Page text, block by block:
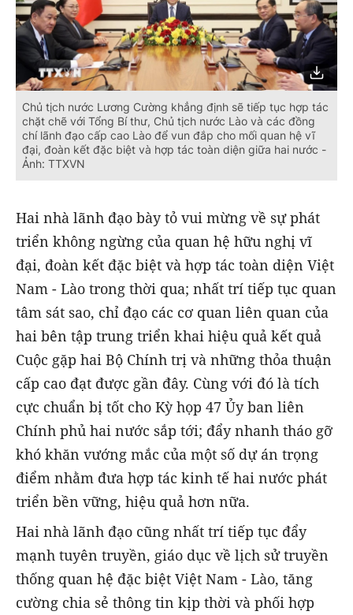
Chủ tịch nước Lương Cường khẳng định sẽ tiếp tục hợp tác
chặt chẽ với Tổng Bí thư, Chủ tịch nước Lào và các đồng
chí lãnh đạo cấp cao Lào để vun đắp cho mối quan hệ vĩ
đại, đoàn kết đặc biệt và hợp tác toàn diện giữa hai nước -
Ảnh: TTXVN
Hai nhà lãnh đạo bày tỏ vui mừng về sự phát
triển không ngừng của quan hệ hữu nghị vĩ
đại, đoàn kết đặc biệt và hợp tác toàn diện Việt
Nam - Lào trong thời qua; nhất trí tiếp tục quan
tâm sát sao, chỉ đạo các cơ quan liên quan của
hai bên tập trung triển khai hiệu quả kết quả
Cuộc gặp hai Bộ Chính trị và những thỏa thuận
cấp cao đạt được gần đây. Cùng với đó là tích
cực chuẩn bị tốt cho Kỳ họp 47 Ủy ban liên
Chính phủ hai nước sắp tới; đẩy nhanh tháo gỡ
khó khăn vướng mắc của một số dự án trọng
điểm nhằm đưa hợp tác kinh tế hai nước phát
triển bền vững, hiệu quả hơn nữa.
Hai nhà lãnh đạo cũng nhất trí tiếp tục đẩy
mạnh tuyên truyền, giáo dục về lịch sử truyền
thống quan hệ đặc biệt Việt Nam - Lào, tăng
cường chia sẻ thông tin kịp thời và phối hợp